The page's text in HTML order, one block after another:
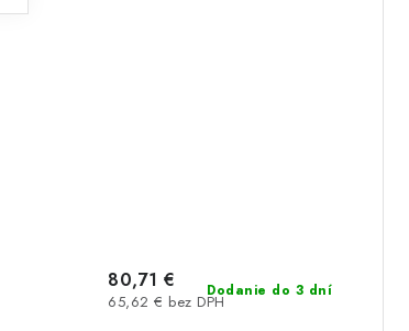
Dodanie do 3 dní
65,62 € bez DPH
80,71 €